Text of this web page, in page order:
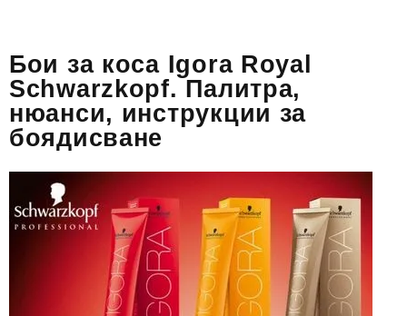
Бои за коса Igora Royal
Schwarzkopf. Палитра,
нюанси, инструкции за
боядисване